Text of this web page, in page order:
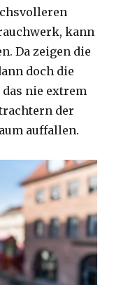
kann
Da zeigen die
doch die
nie extrem
der
auffallen.